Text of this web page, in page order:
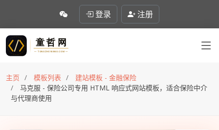
登录 注册
主页 模板列表
建站模板 - 金融保险
马克服 - 保险公司专用 HTML 响应式网站模板，适合保险中介
与代理商使用